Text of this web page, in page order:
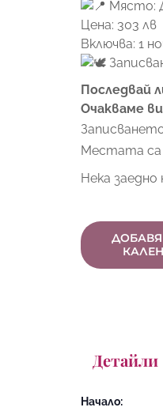
Място:
Цена: 303 лв
Включва: 1
Последвай
Очакваме
Местата са
Нека
Детайли
Начало: